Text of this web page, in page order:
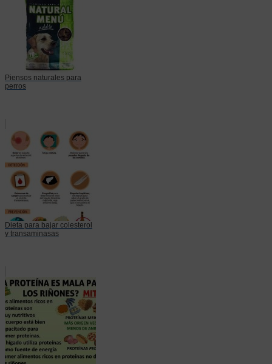
Piensos naturales para
perros
Dieta para bajar colesterol
y transaminasas